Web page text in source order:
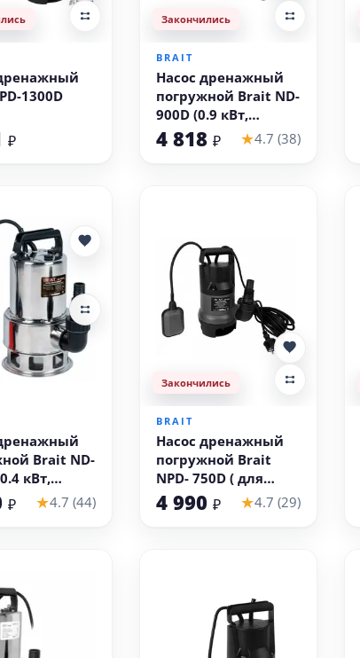
1300D
₽
Закончились
BRAIT
Насос дренажный
погружной Brait ND-
900D (0.9 кВт,
грязная вода)
4 818 ₽ ★4.7 (38)
Brait ND-
вода)
₽ ★4.7 (44)
Закончились
BRAIT
Насос дренажный
погружной Brait
NPD- 750D ( для
грязной воды)
4 990 ₽ ★4.7 (29)